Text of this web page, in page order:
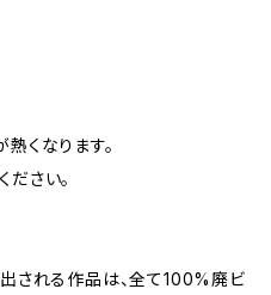
くなります。
さい。
される作品は、全て100%廃ビ